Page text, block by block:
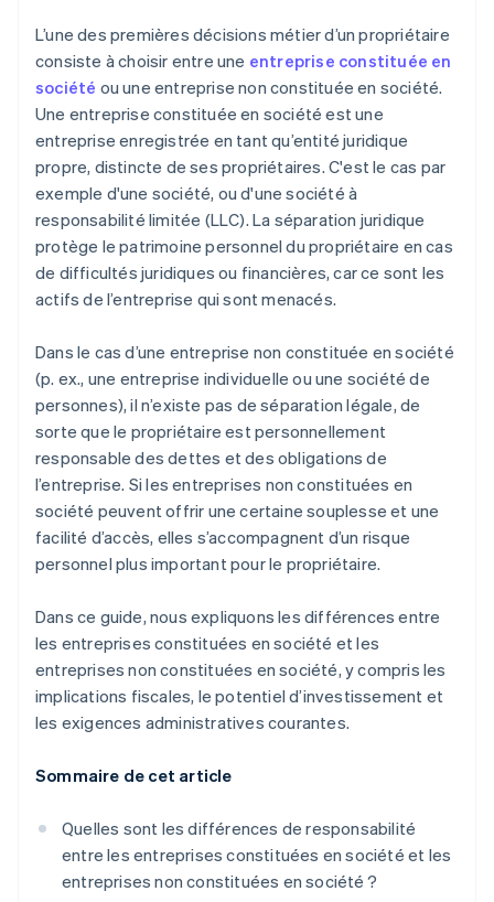
Demander un nouveau numéro d’identification
d’employeur (EIN)
Ouvrir de nouveaux comptes bancaires
Réaffecter les contrats et les comptes fournisseurs
Informer les autorités fiscales et mettre à jour les
licences
Déposer une dernière déclaration et clôturer
l’ancienne entité
Achat dématérialisé des actions du fondateur
Déclaration fiscale automatique au titre de
l’article 83(b)
Documents juridiques d’entreprise de classe
mondiale
Une année gratuite de Stripe Payments, plus de
50 000 $ en crédits et remises partenaires
L’une des premières décisions métier d’un propriétaire
consiste à choisir entre une entreprise constituée en
société ou une entreprise non constituée en société.
Une entreprise constituée en société est une
entreprise enregistrée en tant qu’entité juridique
propre, distincte de ses propriétaires. C'est le cas par
exemple d'une société, ou d'une société à
responsabilité limitée (LLC). La séparation juridique
protège le patrimoine personnel du propriétaire en cas
de difficultés juridiques ou financières, car ce sont les
actifs de l’entreprise qui sont menacés.
Dans le cas d’une entreprise non constituée en société
(p. ex., une entreprise individuelle ou une société de
personnes), il n’existe pas de séparation légale, de
sorte que le propriétaire est personnellement
responsable des dettes et des obligations de
l’entreprise. Si les entreprises non constituées en
société peuvent offrir une certaine souplesse et une
facilité d’accès, elles s’accompagnent d’un risque
personnel plus important pour le propriétaire.
Dans ce guide, nous expliquons les différences entre
les entreprises constituées en société et les
entreprises non constituées en société, y compris les
implications fiscales, le potentiel d’investissement et
les exigences administratives courantes.
Sommaire de cet article
Quelles sont les différences de responsabilité
entre les entreprises constituées en société et les
entreprises non constituées en société ?